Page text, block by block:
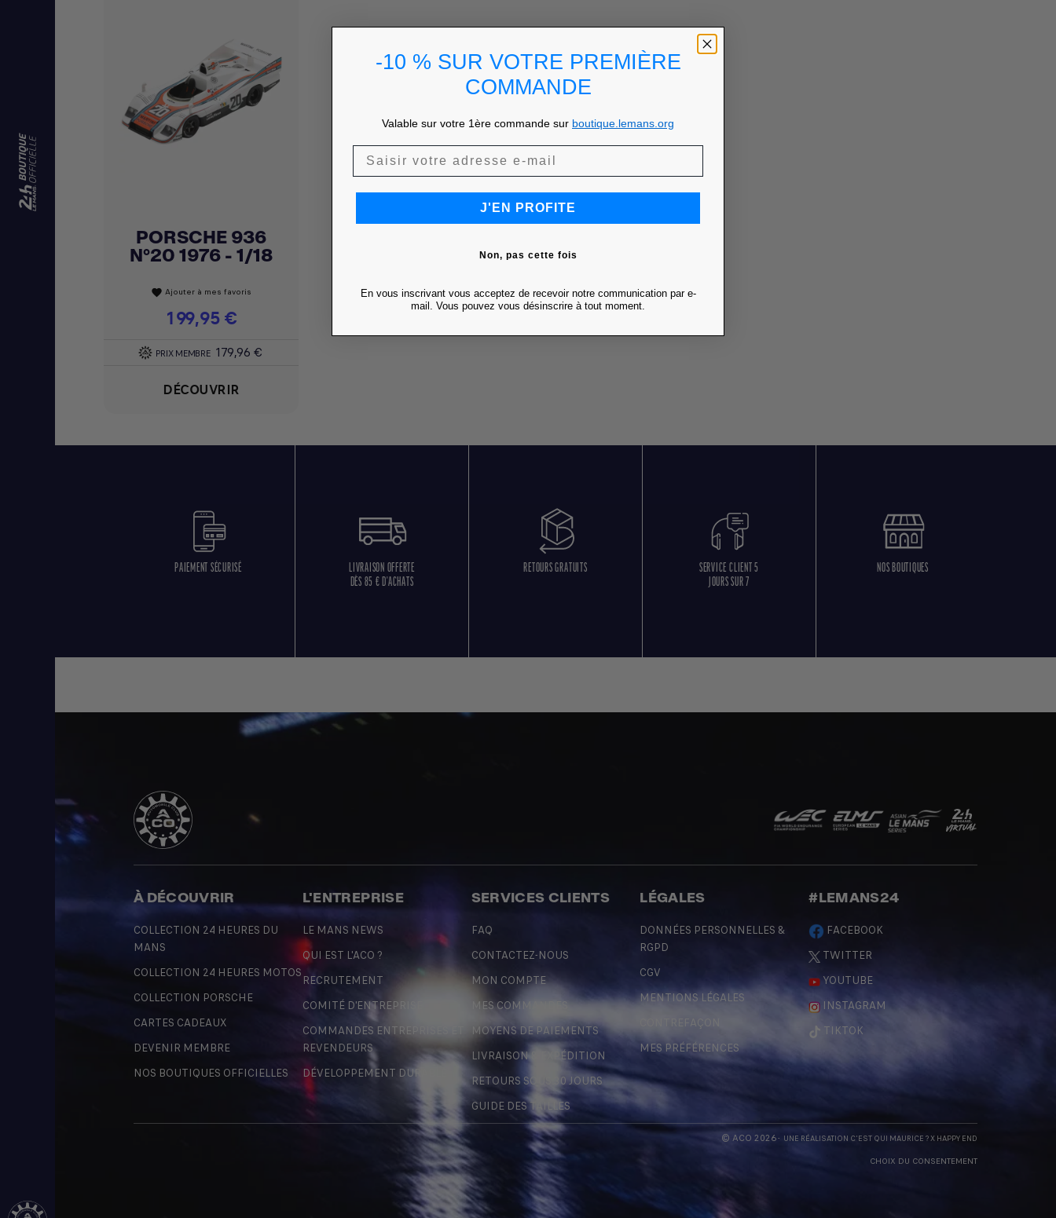
Achat express
PORSCHE 936
N°20 1976 - 1/18
favorite Ajouter à mes favoris
Prix
199,95 €
PRIX MEMBRE 179,96 €
DÉCOUVRIR
PAIEMENT SÉCURISÉ
LIVRAISON OFFERTE
DÈS 85 € D'ACHATS
RETOURS GRATUITS
SERVICE CLIENT 5
JOURS SUR 7
NOS BOUTIQUES
À DÉCOUVRIR
COLLECTION 24 HEURES DU
MANS
COLLECTION 24 HEURES MOTOS
COLLECTION PORSCHE
CARTES CADEAUX
DEVENIR MEMBRE
NOS BOUTIQUES OFFICIELLES
L'ENTREPRISE
LE MANS NEWS
QUI EST L'ACO ?
RECRUTEMENT
COMITÉ D'ENTREPRISE
COMMANDES ENTREPRISES ET
REVENDEURS
DÉVELOPPEMENT DURABLE
SERVICES CLIENTS
FAQ
CONTACTEZ-NOUS
MON COMPTE
MES COMMANDES
MOYENS DE PAIEMENTS
LIVRAISON & EXPÉDITION
RETOURS SOUS 30 JOURS
GUIDE DES TAILLES
LÉGALES
DONNÉES PERSONNELLES &
RGPD
CGV
MENTIONS LÉGALES
CONTREFAÇON
MES PRÉFÉRENCES
#LEMANS24
FACEBOOK
TWITTER
YOUTUBE
INSTAGRAM
TIKTOK
© ACO 2026- UNE RÉALISATION C'EST QUI MAURICE ? X HAPPY END
CHOIX DU CONSENTEMENT
-10 % SUR VOTRE PREMIÈRE
COMMANDE
Valable sur votre 1ère commande sur boutique.lemans.org
J'EN PROFITE
Non, pas cette fois
En vous inscrivant vous acceptez de recevoir notre communication par e-
mail. Vous pouvez vous désinscrire à tout moment.